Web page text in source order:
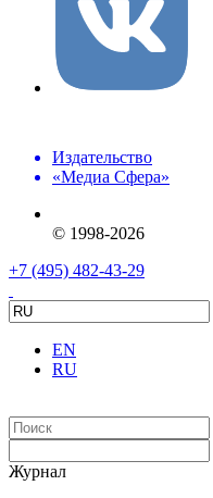
Издательство
«Медиа Сфера»
© 1998-2026
+7 (495) 482-43-29
EN
RU
Журнал